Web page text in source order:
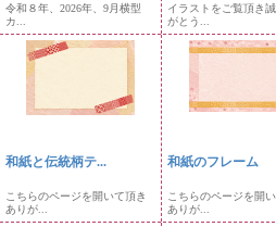
令和８年、2026年、9月横型
カ...
イラストをご覧頂き
がとう...
和紙と伝統柄テ...
こちらのページを開いて頂き
ありが...
和紙のフレーム
こちらのページを開
ありが...